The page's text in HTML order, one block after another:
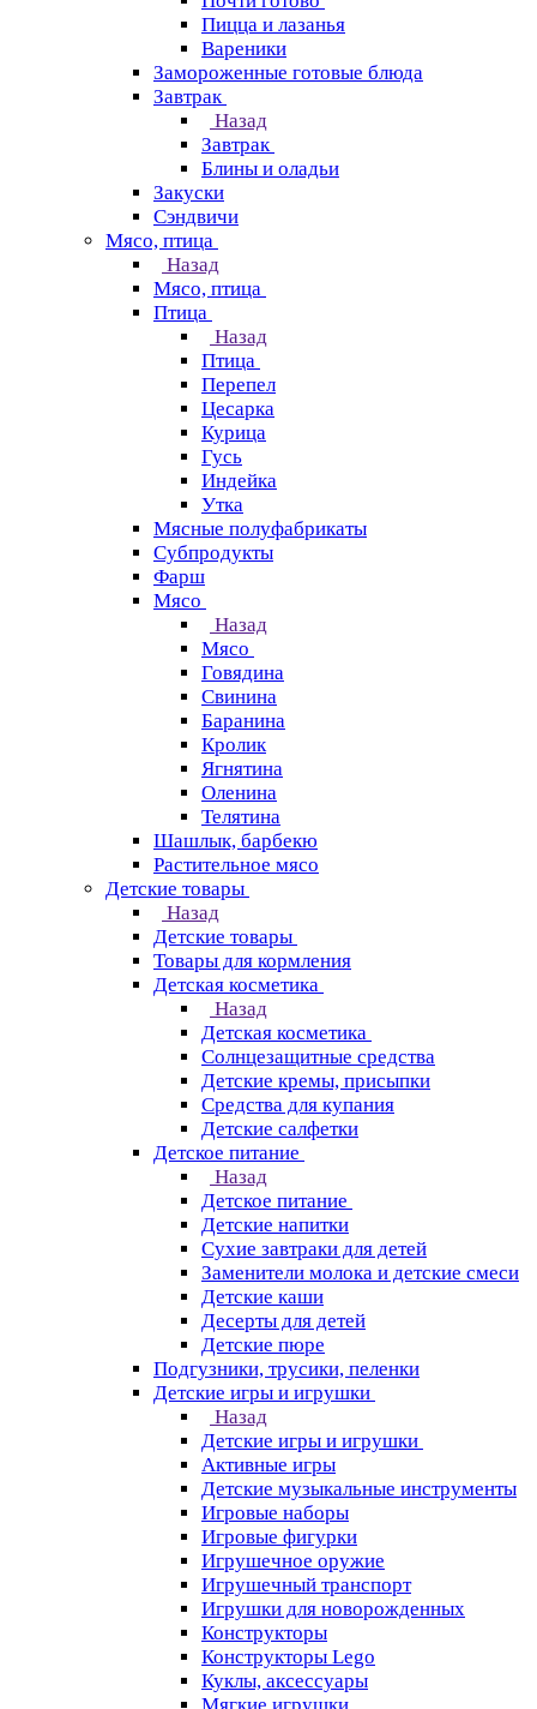
Пицца и лазанья
Вареники
Замороженные готовые блюда
Завтрак
Назад
Завтрак
Блины и оладьи
Закуски
Сэндвичи
Мясо, птица
Назад
Мясо, птица
Птица
Назад
Птица
Перепел
Цесарка
Курица
Гусь
Индейка
Утка
Мясные полуфабрикаты
Субпродукты
Фарш
Мясо
Назад
Мясо
Говядина
Свинина
Баранина
Кролик
Ягнятина
Оленина
Телятина
Шашлык, барбекю
Растительное мясо
Детские товары
Назад
Детские товары
Товары для кормления
Детская косметика
Назад
Детская косметика
Солнцезащитные средства
Детские кремы, присыпки
Средства для купания
Детские салфетки
Детское питание
Назад
Детское питание
Детские напитки
Сухие завтраки для детей
Заменители молока и детские смеси
Детские каши
Десерты для детей
Детские пюре
Подгузники, трусики, пеленки
Детские игры и игрушки
Назад
Детские игры и игрушки
Активные игры
Детские музыкальные инструменты
Игровые наборы
Игровые фигурки
Игрушечное оружие
Игрушечный транспорт
Игрушки для новорожденных
Конструкторы
Конструкторы Lego
Куклы, аксессуары